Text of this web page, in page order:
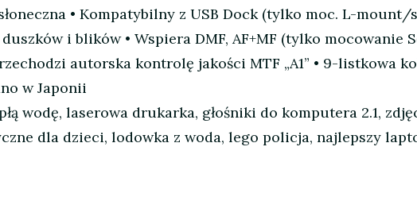
• Kompatybilny z USB Dock (tylko moc. L-mount/
i blików • Wspiera DMF, AF+MF (tylko mocowanie
autorska kontrolę jakości MTF „A1” • 9-listkowa
w Japonii
wodę, laserowa drukarka, głośniki do komputera 2.1,
dla dzieci, lodowka z woda, lego policja, najlepszy